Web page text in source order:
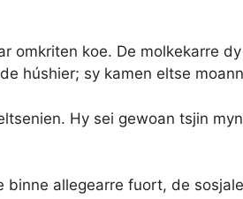
koe. De molkekarre
húshier; sy kamen eltse
Hy sei gewoan tsjin
allegearre fuort, de